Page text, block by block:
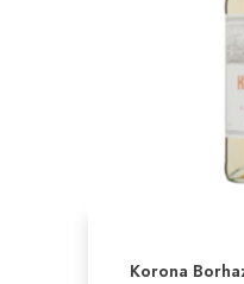
Korona